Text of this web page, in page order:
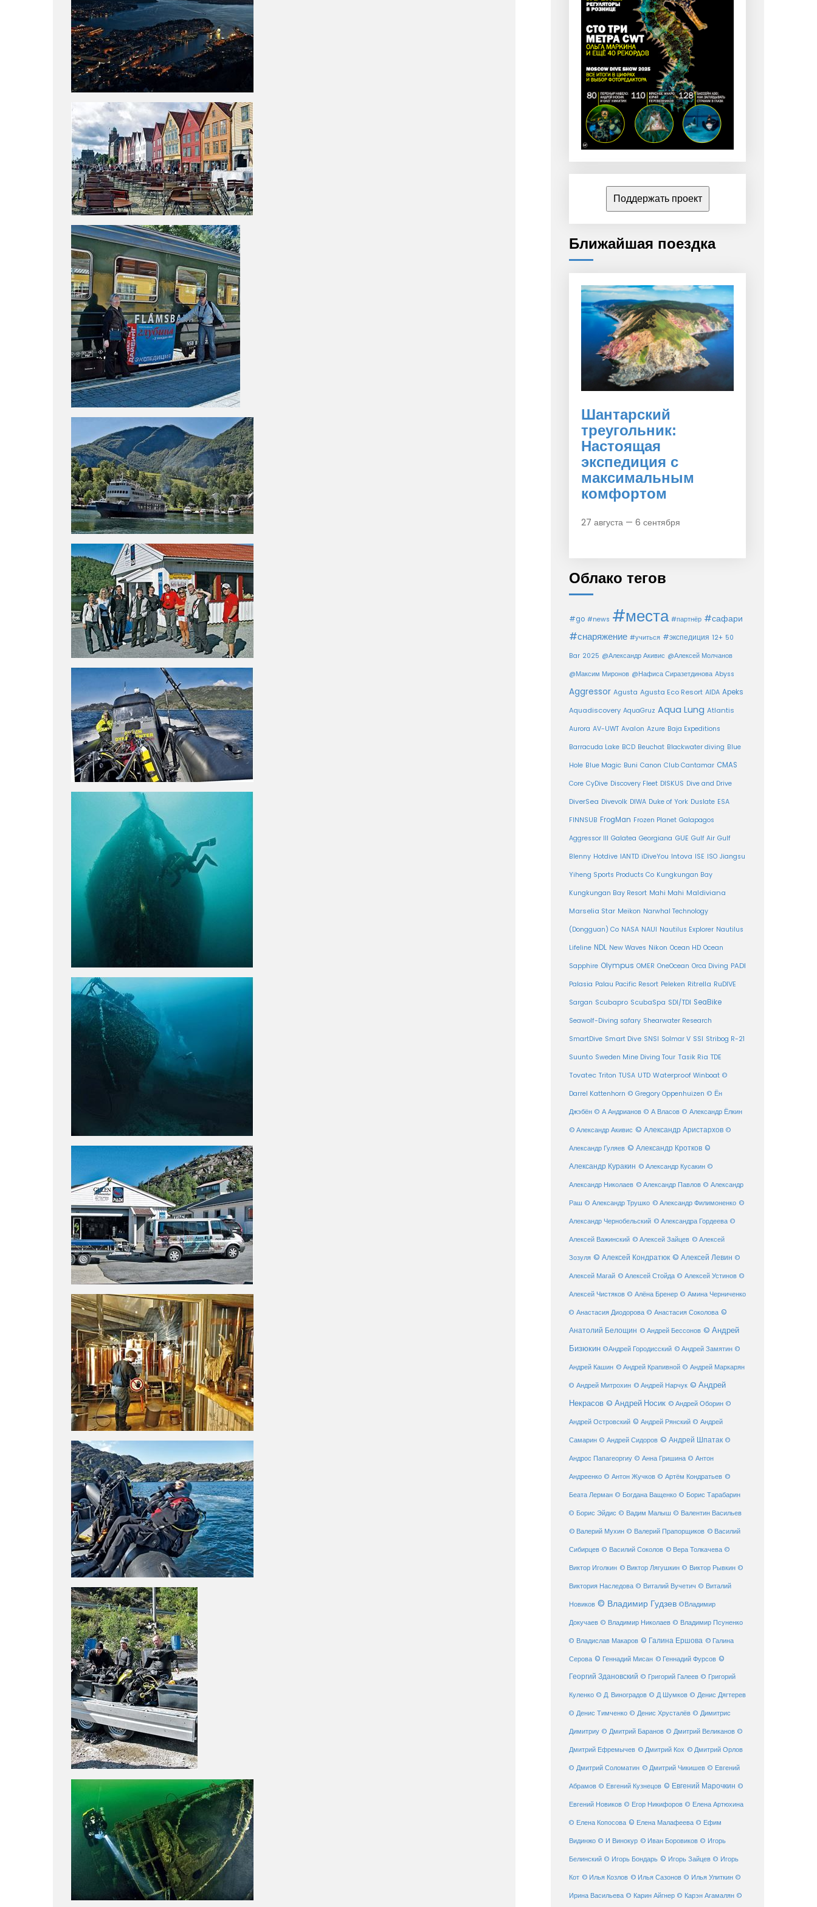
Поддержать проект
Ближайшая поездка
Шантарский
треугольник:
Настоящая
экспедиция с
максимальным
комфортом
27 августа — 6 сентября
Облако тегов
#go #news #места #партнёр #сафари
#снаряжение #учиться #экспедиция 12+ 50
Bar 2025 @Александр Акивис @Алексей Молчанов
@Максим Миронов @Нафиса Сиразетдинова Abyss
Aggressor Agusta Agusta Eco Resort AIDA Apeks
Aquadiscovery AquaGruz Aqua Lung Atlantis
Aurora AV-UWT Avalon Azure Baja Expeditions
Barracuda Lake BCD Beuchat Blackwater diving Blue
Hole Blue Magic Buni Canon Club Cantamar CMAS
Core CyDive Discovery Fleet DISKUS Dive and Drive
DiverSea Divevolk DIWA Duke of York Duslate ESA
FINNSUB FrogMan Frozen Planet Galapagos
Aggressor III Galatea Georgiana GUE Gulf Air Gulf
Blenny Hotdive IANTD iDiveYou Intova ISE ISO Jiangsu
Yiheng Sports Products Co Kungkungan Bay
Kungkungan Bay Resort Mahi Mahi Maldiviana
Marselia Star Meikon Narwhal Technology
(Dongguan) Co NASA NAUI Nautilus Explorer Nautilus
Lifeline NDL New Waves Nikon Ocean HD Ocean
Sapphire Olympus OMER OneOcean Orca Diving PADI
Palasia Palau Pacific Resort Peleken Ritrella RuDIVE
Sargan Scubapro ScubaSpa SDI/TDI SeaBike
Seawolf-Diving safary Shearwater Research
SmartDive Smart Dive SNSI Solmar V SSI Stribog R-21
Suunto Sweden Mine Diving Tour Tasik Ria TDE
Tovatec Triton TUSA UTD Waterproof Winboat ©
Darrel Kattenhorn © Gregory Oppenhuizen © Ён
Джэбён © А Андрианов © А Власов © Александр Ёлкин
© Александр Акивис © Александр Аристархов ©
Александр Гуляев © Александр Кротков ©
Александр Куракин © Александр Кусакин ©
Александр Николаев © Александр Павлов © Александр
Раш © Александр Трушко © Александр Филимоненко ©
Александр Чернобельский © Александра Гордеева ©
Алексей Важинский © Алексей Зайцев © Алексей
Зозуля © Алексей Кондратюк © Алексей Левин ©
Алексей Магай © Алексей Стойда © Алексей Устинов ©
Алексей Чистяков © Алёна Бренер © Амина Черниченко
© Анастасия Диодорова © Анастасия Соколова ©
Анатолий Белощин © Андрей Бессонов © Андрей
Бизюкин ©Андрей Городисский © Андрей Замятин ©
Андрей Кашин © Андрей Крапивной © Андрей Маркарян
© Андрей Митрохин © Андрей Нарчук © Андрей
Некрасов © Андрей Носик © Андрей Оборин ©
Андрей Островский © Андрей Рянский © Андрей
Самарин © Андрей Сидоров © Андрей Шпатак ©
Андрос Папагеоргиу © Анна Гришина © Антон
Андреенко © Антон Жучков © Артём Кондратьев ©
Беата Лерман © Богдана Ващенко © Борис Тарабарин
© Борис Эйдис © Вадим Малыш © Валентин Васильев
© Валерий Мухин © Валерий Прапорщиков © Василий
Сибирцев © Василий Соколов © Вера Толкачева ©
Виктор Иголкин © Виктор Лягушкин © Виктор Рывкин ©
Виктория Наследова © Виталий Вучетич © Виталий
Новиков © Владимир Гудзев ©Владимир
Докучаев © Владимир Николаев © Владимир Псуненко
© Владислав Макаров © Галина Ершова © Галина
Серова © Геннадий Мисан © Геннадий Фурсов ©
Георгий Здановский © Григорий Галеев © Григорий
Куленко © Д. Виноградов © Д Шумков © Денис Дягтерев
© Денис Тимченко © Денис Хрусталёв © Димитрис
Димитриу © Дмитрий Баранов © Дмитрий Великанов ©
Дмитрий Ефремычев © Дмитрий Кох © Дмитрий Орлов
© Дмитрий Соломатин © Дмитрий Чикишев © Евгений
Абрамов © Евгений Кузнецов © Евгений Марочкин ©
Евгений Новиков © Егор Никифоров © Елена Артюхина
© Елена Копосова © Елена Малафеева © Ефим
Видинжо © И Винокур © Иван Боровиков © Игорь
Белинский © Игорь Бондарь © Игорь Зайцев © Игорь
Кот © Илья Козлов © Илья Сазонов © Илья Улиткин ©
Ирина Васильева © Карин Айгнер © Карэн Агамалян ©